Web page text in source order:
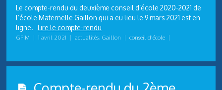
Le compte-rendu du deuxième conseil d’école 2020-2021 de
l’école Maternelle Gaillon qui a eu lieu le 9 mars 2021 est en
ligne.Lire le compte-rendu
GPIM | 1 avril 2021 | actualités, Gaillon | conseil d'école |